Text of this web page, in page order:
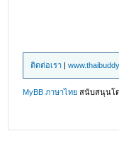
ติดต่อเรา |
MyBB ภาษาไทย สนับสนุนโ